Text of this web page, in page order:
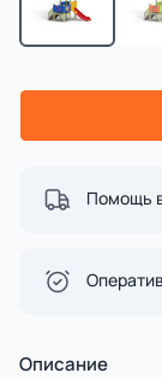
Помощь
Описание